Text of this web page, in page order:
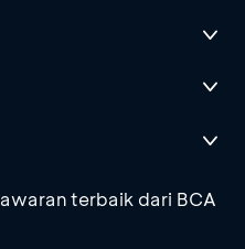
terbaik dari BCA